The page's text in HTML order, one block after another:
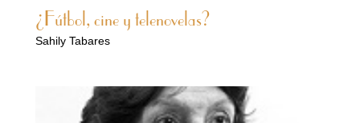
¿Fútbol, cine y telenovelas?
Sahily Tabares